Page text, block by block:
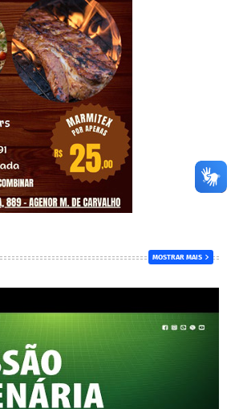
MOSTRAR MAIS